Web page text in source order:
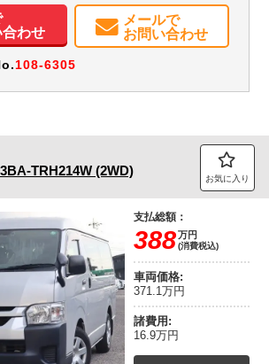
バックモニター ドラレコ
取扱説明書（一部含む）
書）
わせ
メールで
お問い合わせ
108-6305
3BA-TRH214W (2WD) お気に入り
支払総額：
388万円
(消費税込)
車両価格:
371.1万円
諸費用:
16.9万円